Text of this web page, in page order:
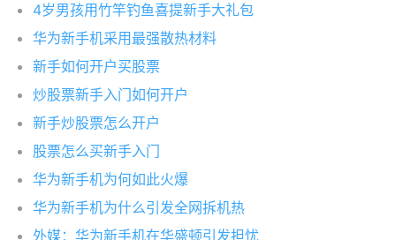
4岁男孩用竹竿钓鱼喜提新手大礼包
华为新手机采用最强散热材料
新手如何开户买股票
炒股票新手入门如何开户
新手炒股票怎么开户
股票怎么买新手入门
华为新手机为何如此火爆
华为新手机为什么引发全网拆机热
外媒：华为新手机在华盛顿引发担忧